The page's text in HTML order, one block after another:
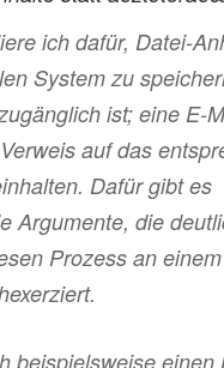
ich dafür, Datei-
System zu
ist; eine E-
auf das
Dafür gibt es
Argumente, die
Prozess an
beispielsweise einen